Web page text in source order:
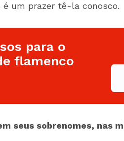
é um prazer tê-la conosco.
para o
flamenco
seus sobrenomes, nas